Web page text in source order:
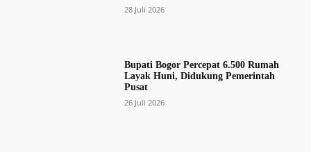
28 Juli 2026
Bupati Bogor Percepat 6.500 Rumah
Layak Huni, Didukung Pemerintah
Pusat
26 Juli 2026